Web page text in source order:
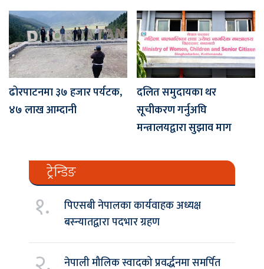
ढोरपाटनमा ३७ हजार पर्यटक,
४७ लाख आम्दानी
दलित समुदायका थर
सूचीकरण गर्नुअघि
मन्त्रालयद्वारा सुझाव माग
ट्रेन्डिङ
१.
पिएसबी नेपालका कार्यवाहक अध्यक्ष
बस्न्यातद्वारा पदभार ग्रहण
नेपाली मौलिक स्वादको प्रवर्द्धनमा समर्पित